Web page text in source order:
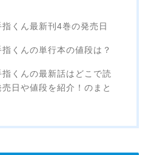
くん最新刊4巻の発売日
くんの単行本の値段は？
くんの最新話はどこで読
日や値段を紹介！のまと